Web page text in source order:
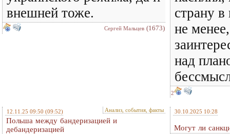
внешней тоже.
Сергей Мальцев (1673)
страну
не
над
2
12.11.25 09:50 (09:52) Анализ, события, факты
Польша между бандеризацией и
дебандеризацией
30.10.2025 10:28
Могут ли